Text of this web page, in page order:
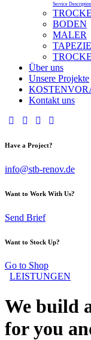
Service Description
BODEN
MALER
Über uns
Unsere Projekte
Kontakt uns
Have a Project?
info@stb-renov.de
Want to Work With Us?
Send Brief
Want to Stock Up?
Go to Shop
LEISTUNGEN
We build
for you